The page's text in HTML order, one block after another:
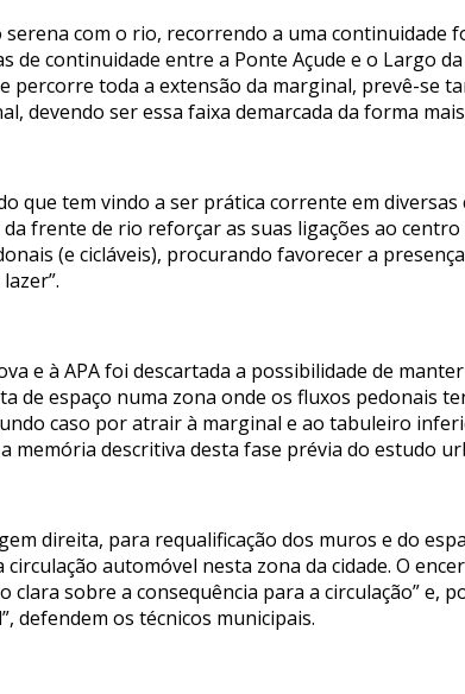
com o rio, recorrendo a uma continuidade
de continuidade entre a Ponte Açude e o Largo
percorre toda a extensão da marginal, prevê-se
devendo ser essa faixa demarcada da forma
que tem vindo a ser prática corrente em
frente de rio reforçar as suas ligações ao centro
(e cicláveis), procurando favorecer a
e à APA foi descartada a possibilidade de
de espaço numa zona onde os fluxos pedonais
caso por atrair à marginal e ao tabuleiro
memória descritiva desta fase prévia do estudo
direita, para requalificação dos muros e do
automóvel nesta zona da cidade. O
clara sobre a consequência para a circulação” e,
defendem os técnicos municipais.